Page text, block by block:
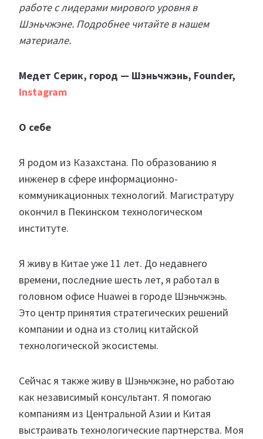
работе с лидерами мирового уровня в
Шэньчжэне. Подробнее читайте в нашем
материале.
Медет Серик, город — Шэньчжэнь, Founder,
Instagram
О себе
Я родом из Казахстана. По образованию я
инженер в сфере информационно-
коммуникационных технологий. Магистратуру
окончил в Пекинском технологическом
институте.
Я живу в Китае уже 11 лет. До недавнего
времени, последние шесть лет, я работал в
головном офисе Huawei в городе Шэньчжэнь.
Это центр принятия стратегических решений
компании и одна из столиц китайской
технологической экосистемы.
Сейчас я также живу в Шэньчжэне, но работаю
как независимый консультант. Я помогаю
компаниям из Центральной Азии и Китая
выстраивать технологические партнерства. Моя